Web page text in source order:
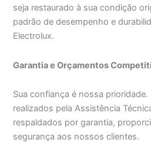
seja restaurado à sua condição
padrão de desempenho e
Electrolux.
Garantia e Orçamentos
Sua confiança é nossa
realizados pela Assistência
respaldados por garantia,
segurança aos nossos clientes.